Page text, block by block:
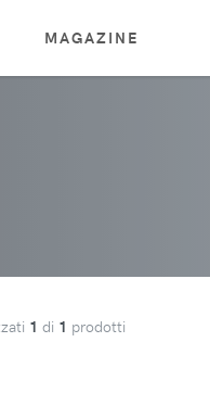
MAGAZINE
1 di 1 prodotti